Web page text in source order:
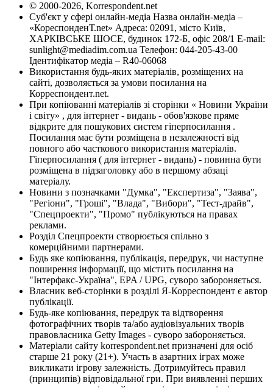
© 2000-2026, Korrespondent.net
Суб'єкт у сфері онлайн-медіа Назва онлайн-медіа –
«КореспонденТ.net» Адреса: 02091, місто Київ,
ХАРКІВСЬКЕ ШОСЕ, будинок 172-Б, офіс 208/1 E-mail:
sunlight@mediadim.com.ua Телефон: 044-205-43-00
Ідентифікатор медіа – R40-06068
Використання будь-яких матеріалів, розміщених на
сайті, дозволяється за умови посилання на
Корреспондент.net.
При копіюванні матеріалів зі сторінки « Новини України
і світу» , для інтернет - видань - обов'язкове пряме
відкрите для пошукових систем гіперпосилання .
Посилання має бути розміщена в незалежності від
повного або часткового використання матеріалів.
Гіперпосилання ( для інтернет - видань) - повинна бути
розміщена в підзаголовку або в першому абзаці
матеріалу.
Новини з позначками "Думка", "Експертиза", "Заява",
"Регіони", "Гроші", "Влада", "Вибори", "Тест-драйв",
"Спецпроекти", "Промо" публікуються на правах
реклами.
Розділ Спецпроекти створюється спільно з
комерційними партнерами.
Будь яке копіювання, публікація, передрук, чи наступне
поширення інформації, що містить посилання на
"Інтерфакс-Україна", EPA / UPG, суворо забороняється.
Власник веб-сторінки в розділі Я-Корреспондент є автор
публікації.
Будь-яке копіювання, передрук та відтворення
фотографічних творів та/або аудіовізуальних творів
правовласника Getty Images - суворо забороняється.
Матеріали сайту korrespondent.net призначені для осіб
старше 21 року (21+). Участь в азартних іграх може
викликати ігрову залежність. Дотримуйтесь правил
(принципів) відповідальної гри. При виявленні перших